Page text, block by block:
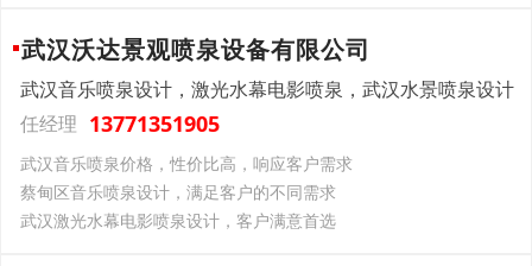
武汉沃达景观喷泉设备有限公司
武汉音乐喷泉设计，激光水幕电影喷泉，武汉水景喷泉设计
任经理 13771351905
武汉音乐喷泉价格，性价比高，响应客户需求
蔡甸区音乐喷泉设计，满足客户的不同需求
武汉激光水幕电影喷泉设计，客户满意首选